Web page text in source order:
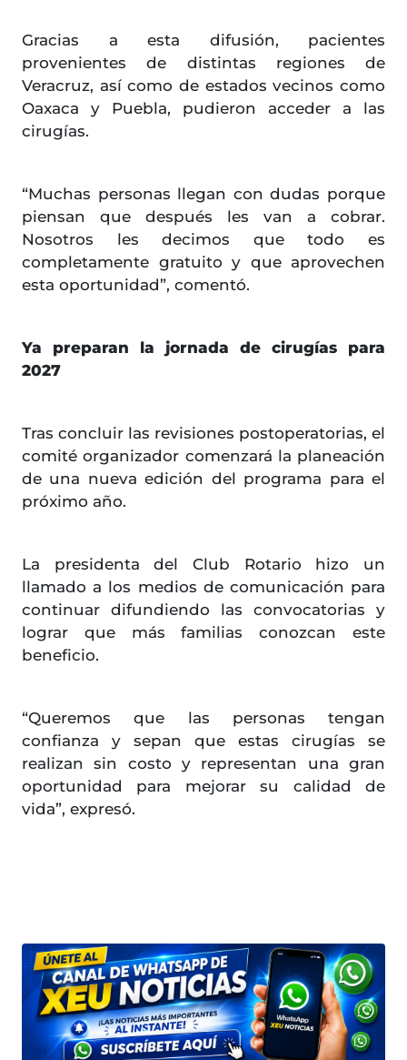
Gracias a esta difusión, pacientes
provenientes de distintas regiones de
Veracruz, así como de estados vecinos como
Oaxaca y Puebla, pudieron acceder a las
cirugías.
“Muchas personas llegan con dudas porque
piensan que después les van a cobrar.
Nosotros les decimos que todo es
completamente gratuito y que aprovechen
esta oportunidad”, comentó.
Ya preparan la jornada de cirugías para
2027
Tras concluir las revisiones postoperatorias, el
comité organizador comenzará la planeación
de una nueva edición del programa para el
próximo año.
La presidenta del Club Rotario hizo un
llamado a los medios de comunicación para
continuar difundiendo las convocatorias y
lograr que más familias conozcan este
beneficio.
“Queremos que las personas tengan
confianza y sepan que estas cirugías se
realizan sin costo y representan una gran
oportunidad para mejorar su calidad de
vida”, expresó.